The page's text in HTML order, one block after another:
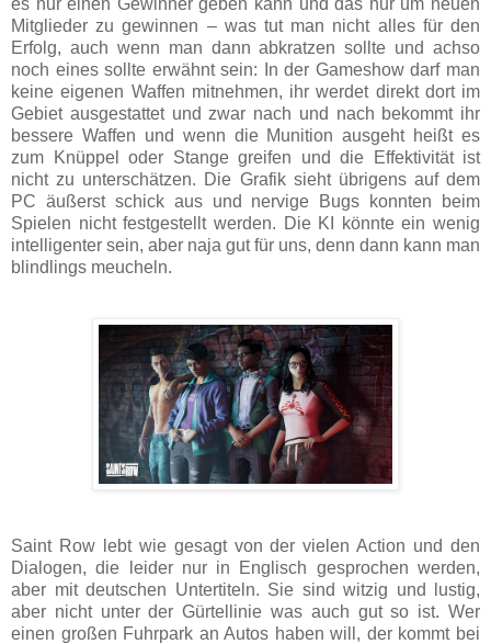
es nur einen Gewinner geben kann und das nur um neuen
Mitglieder zu gewinnen – was tut man nicht alles für den
Erfolg, auch wenn man dann abkratzen sollte und achso
noch eines sollte erwähnt sein: In der Gameshow darf man
keine eigenen Waffen mitnehmen, ihr werdet direkt dort im
Gebiet ausgestattet und zwar nach und nach bekommt ihr
bessere Waffen und wenn die Munition ausgeht heißt es
zum Knüppel oder Stange greifen und die Effektivität ist
nicht zu unterschätzen. Die Grafik sieht übrigens auf dem
PC äußerst schick aus und nervige Bugs konnten beim
Spielen nicht festgestellt werden. Die KI könnte ein wenig
intelligenter sein, aber naja gut für uns, denn dann kann man
blindlings meucheln.
Saint Row lebt wie gesagt von der vielen Action und den
Dialogen, die leider nur in Englisch gesprochen werden,
aber mit deutschen Untertiteln. Sie sind witzig und lustig,
aber nicht unter der Gürtellinie was auch gut so ist. Wer
einen großen Fuhrpark an Autos haben will, der kommt bei